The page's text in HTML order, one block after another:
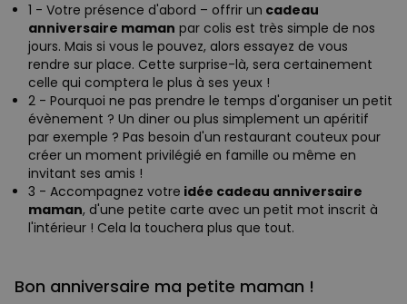
1 - Votre présence d'abord – offrir un cadeau
anniversaire maman par colis est très simple de nos
jours. Mais si vous le pouvez, alors essayez de vous
rendre sur place. Cette surprise-là, sera certainement
celle qui comptera le plus à ses yeux !
2 - Pourquoi ne pas prendre le temps d'organiser un petit
évènement ? Un diner ou plus simplement un apéritif
par exemple ? Pas besoin d'un restaurant couteux pour
créer un moment privilégié en famille ou même en
invitant ses amis !
3 - Accompagnez votre idée cadeau anniversaire
maman, d'une petite carte avec un petit mot inscrit à
l'intérieur ! Cela la touchera plus que tout.
Bon anniversaire ma petite maman !